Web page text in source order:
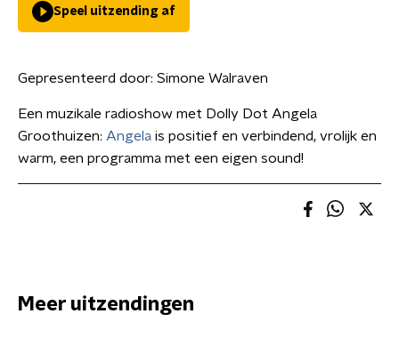
Speel uitzending af
Gepresenteerd door: Simone Walraven
Een muzikale radioshow met Dolly Dot Angela
Groothuizen: Angela is positief en verbindend, vrolijk en
warm, een programma met een eigen sound!
Meer uitzendingen